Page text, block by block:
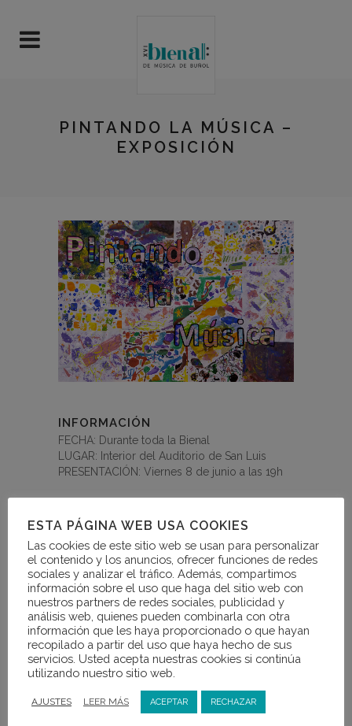
PINTANDO LA MÚSICA –
EXPOSICIÓN
INFORMACIÓN
FECHA: Durante toda la Bienal
LUGAR: Interior del Auditorio de San Luis
PRESENTACIÓN: Viernes 8 de junio a las 19h
Exposición a cargo de los colegios de Buñol
elaborada por l@s alumn@s de: CEIP
CERVANTES, CEIP SAN LUIS y COLEGIO
ATALAYA.
Una exposición que recoge los murales
realizados por el alumnado de los tres
colegios de la loca-lidad. Se trata de una serie
ESTA PÁGINA WEB USA COOKIES
Las cookies de este sitio web se usan para personalizar
el contenido y los anuncios, ofrecer funciones de redes
sociales y analizar el tráfico. Además, compartimos
información sobre el uso que haga del sitio web con
nuestros partners de redes sociales, publicidad y
análisis web, quienes pueden combinarla con otra
información que les haya proporcionado o que hayan
recopilado a partir del uso que haya hecho de sus
servicios. Usted acepta nuestras cookies si continúa
utilizando nuestro sitio web.
AJUSTES LEER MÁS ACEPTAR RECHAZAR